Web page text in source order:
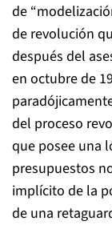
de
de revolución
después del
en octubre de
del proceso
que posee una
presupuestos
implícito de la
de una